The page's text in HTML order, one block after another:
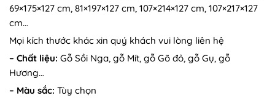
69×175×127 cm, 81×197×127 cm, 107×214×127 cm, 107×217×127
cm…
Mọi kích thước khác xin quý khách vui lòng liên hệ
– Chất liệu: Gỗ Sồi Nga, gỗ Mít, gỗ Gõ đỏ, gỗ Gụ, gỗ
Hương…
– Màu sắc: Tùy chọn